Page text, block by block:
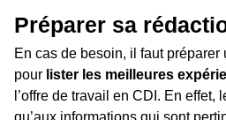
Préparer sa
En cas de besoin, il faut
pour lister les meilleures
l’offre de travail en CDI. En effet,
qu’aux informations qui sont